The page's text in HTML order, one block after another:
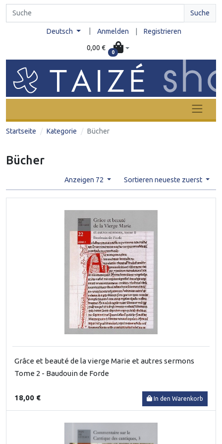
Suche
Deutsch Anmelden Registrieren
0,00 €
0
Startseite Kategorie Bücher
Bücher
Anzeigen 72 Sortieren neueste zuerst
Grâce et beauté de la vierge Marie et autres sermons
Tome 2 - Baudouin de Forde
18,00 € In den Warenkorb